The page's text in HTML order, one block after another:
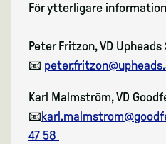
För ytterligare
Peter Fritzon, VD Upheads
📧
Karl Malmström, VD
📧
47 58